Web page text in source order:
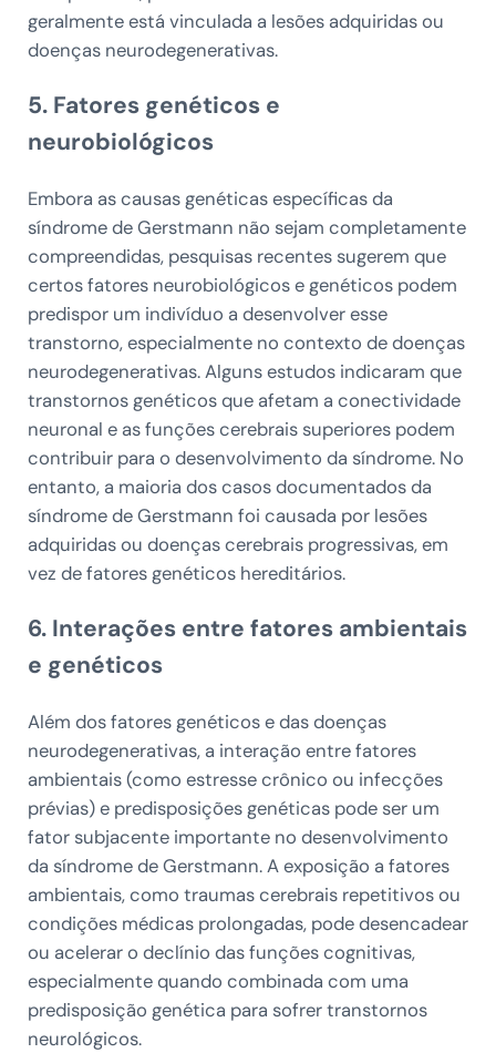
geralmente está vinculada a lesões adquiridas ou
doenças neurodegenerativas.
5. Fatores genéticos e
neurobiológicos
Embora as causas genéticas específicas da
síndrome de Gerstmann não sejam completamente
compreendidas, pesquisas recentes sugerem que
certos fatores neurobiológicos e genéticos podem
predispor um indivíduo a desenvolver esse
transtorno, especialmente no contexto de doenças
neurodegenerativas. Alguns estudos indicaram que
transtornos genéticos que afetam a conectividade
neuronal e as funções cerebrais superiores podem
contribuir para o desenvolvimento da síndrome. No
entanto, a maioria dos casos documentados da
síndrome de Gerstmann foi causada por lesões
adquiridas ou doenças cerebrais progressivas, em
vez de fatores genéticos hereditários.
6. Interações entre fatores ambientais
e genéticos
Além dos fatores genéticos e das doenças
neurodegenerativas, a interação entre fatores
ambientais (como estresse crônico ou infecções
prévias) e predisposições genéticas pode ser um
fator subjacente importante no desenvolvimento
da síndrome de Gerstmann. A exposição a fatores
ambientais, como traumas cerebrais repetitivos ou
condições médicas prolongadas, pode desencadear
ou acelerar o declínio das funções cognitivas,
especialmente quando combinada com uma
predisposição genética para sofrer transtornos
neurológicos.